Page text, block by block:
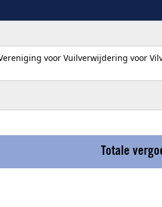
voor Vuilverwijdering voor
Totale